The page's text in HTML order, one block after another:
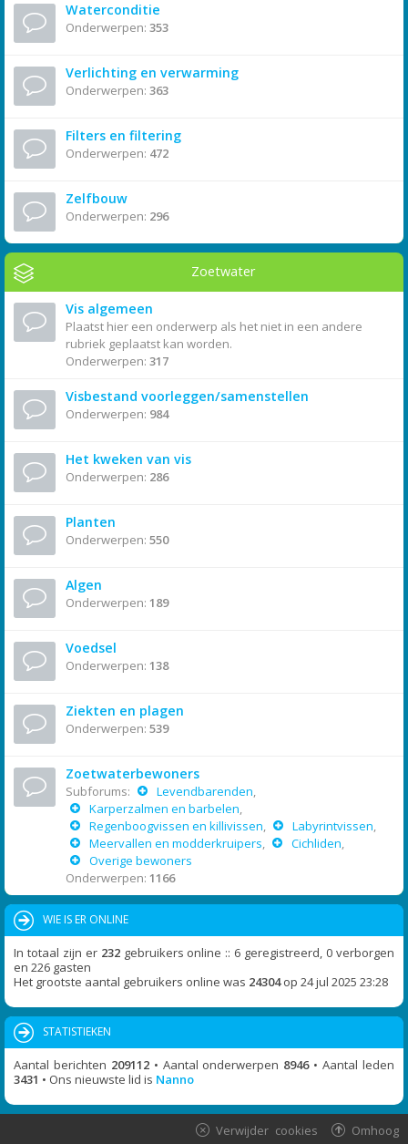
Waterconditie
Onderwerpen: 353
Verlichting en verwarming
Onderwerpen: 363
Filters en filtering
Onderwerpen: 472
Zelfbouw
Onderwerpen: 296
Zoetwater
Vis algemeen
Plaatst hier een onderwerp als het niet in een andere
rubriek geplaatst kan worden.
Onderwerpen: 317
Visbestand voorleggen/samenstellen
Onderwerpen: 984
Het kweken van vis
Onderwerpen: 286
Planten
Onderwerpen: 550
Algen
Onderwerpen: 189
Voedsel
Onderwerpen: 138
Ziekten en plagen
Onderwerpen: 539
Zoetwaterbewoners
Subforums: Levendbarenden,
Karperzalmen en barbelen,
Regenboogvissen en killivissen, Labyrintvissen,
Meervallen en modderkruipers, Cichliden,
Overige bewoners
Onderwerpen: 1166
WIE IS ER ONLINE
In totaal zijn er 232gebruikers online :: 6 geregistreerd, 0 verborgen
en 226 gasten
Het grootste aantal gebruikers online was 24304op 24 jul 2025 23:28
STATISTIEKEN
Aantal berichten 209112• Aantal onderwerpen 8946• Aantal leden
3431 • Ons nieuwste lid is Nanno
Omhoog
Verwijder cookies